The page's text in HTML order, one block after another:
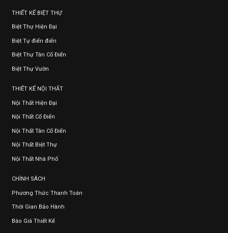
THIẾT KẾ BIỆT THỰ
Biệt Thự Hiện Đại
Biệt Tự điển điển
Biệt Thự Tân Cổ Điển
Biệt Thự Vườn
THIẾT KẾ NỘI THẤT
Nội Thất Hiện Đại
Nội Thất Cổ Điển
Nội Thất Tân Cổ Điển
Nội Thất Biệt Thự
Nội Thất Nhà Phố
CHÍNH SÁCH
Phương Thức Thanh Toán
Thời Gian Bảo Hành
Báo Giá Thiết Kế